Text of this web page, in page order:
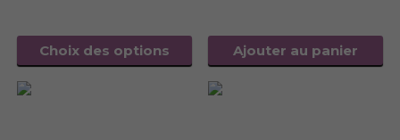
Choix des options Ajouter au panier